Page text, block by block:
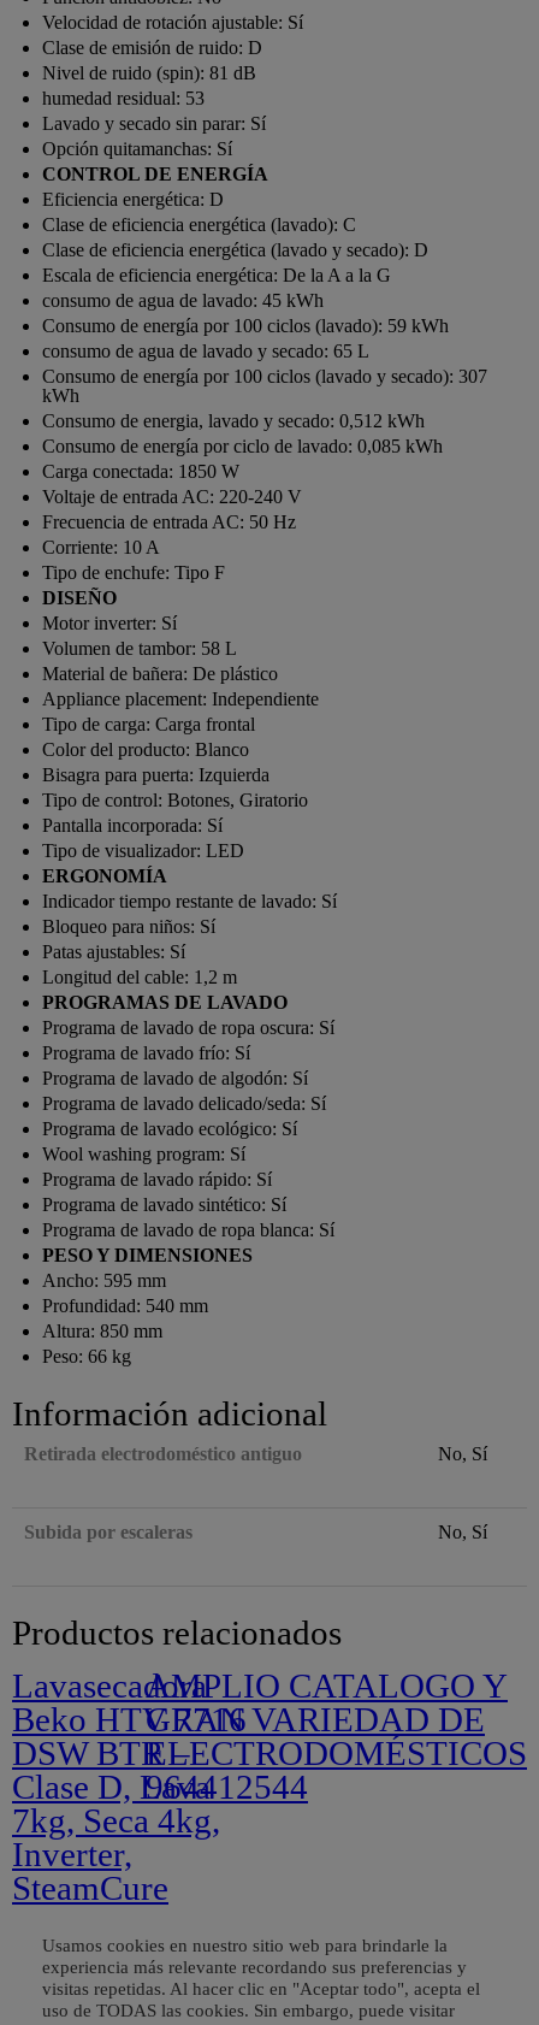
Velocidad de rotación ajustable: Sí
Clase de emisión de ruido: D
Nivel de ruido (spin): 81 dB
humedad residual: 53
Lavado y secado sin parar: Sí
Opción quitamanchas: Sí
CONTROL DE ENERGÍA
Eficiencia energética: D
Clase de eficiencia energética (lavado): C
Clase de eficiencia energética (lavado y secado): D
Escala de eficiencia energética: De la A a la G
consumo de agua de lavado: 45 kWh
Consumo de energía por 100 ciclos (lavado): 59 kWh
consumo de agua de lavado y secado: 65 L
Consumo de energía por 100 ciclos (lavado y secado): 307
kWh
Consumo de energia, lavado y secado: 0,512 kWh
Consumo de energía por ciclo de lavado: 0,085 kWh
Carga conectada: 1850 W
Voltaje de entrada AC: 220-240 V
Frecuencia de entrada AC: 50 Hz
Corriente: 10 A
Tipo de enchufe: Tipo F
DISEÑO
Motor inverter: Sí
Volumen de tambor: 58 L
Material de bañera: De plástico
Appliance placement: Independiente
Tipo de carga: Carga frontal
Color del producto: Blanco
Bisagra para puerta: Izquierda
Tipo de control: Botones, Giratorio
Pantalla incorporada: Sí
Tipo de visualizador: LED
ERGONOMÍA
Indicador tiempo restante de lavado: Sí
Bloqueo para niños: Sí
Patas ajustables: Sí
Longitud del cable: 1,2 m
PROGRAMAS DE LAVADO
Programa de lavado de ropa oscura: Sí
Programa de lavado frío: Sí
Programa de lavado de algodón: Sí
Programa de lavado delicado/seda: Sí
Programa de lavado ecológico: Sí
Wool washing program: Sí
Programa de lavado rápido: Sí
Programa de lavado sintético: Sí
Programa de lavado de ropa blanca: Sí
PESO Y DIMENSIONES
Ancho: 595 mm
Profundidad: 540 mm
Altura: 850 mm
Peso: 66 kg
Información adicional
Retirada electrodoméstico antiguo No, Sí
Subida por escaleras No, Sí
Productos relacionados
Lavasecadora
Beko HTV 7716
DSW BTR –
Clase D, Lava
7kg, Seca 4kg,
Inverter,
SteamCure
AMPLIO CATALOGO Y
GRAN VARIEDAD DE
ELECTRODOMÉSTICOS
964412544
Usamos cookies en nuestro sitio web para brindarle la
experiencia más relevante recordando sus preferencias y
visitas repetidas. Al hacer clic en "Aceptar todo", acepta el
uso de TODAS las cookies. Sin embargo, puede visitar